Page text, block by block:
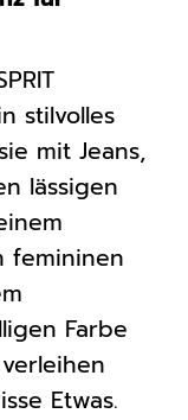
stilvolles
mit Jeans,
lässigen
femininen
Farbe
Etwas.